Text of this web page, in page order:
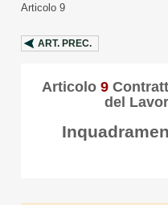
Articolo 9
ART. PREC.
Articolo 9
del